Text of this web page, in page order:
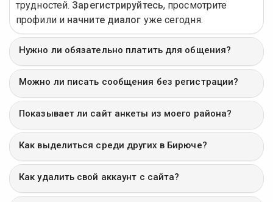
трудностей. Зарегистрируйтесь, просмотрите
профили и начните диалог уже сегодня.
Нужно ли обязательно платить для общения?
Можно ли писать сообщения без регистрации?
Показывает ли сайт анкеты из моего района?
Как выделиться среди других в Бирюче?
Как удалить свой аккаунт с сайта?